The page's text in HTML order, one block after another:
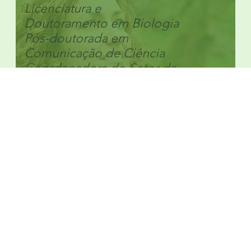
Licenciatura e
Doutoramento em Biologia
Pós-doutorada em
Comunicação de Ciência
Coordenadora do Setor de